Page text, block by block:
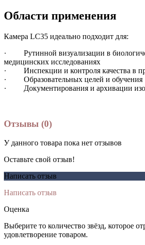
Области применения
Камера LC35 идеально подходит для:
· Рутинной визуализации в
медицинских исследованиях
· Инспекции и контроля качества в
· Образовательных целей и обучения
· Документирования и архивации
Отзывы (0)
У данного товара пока нет отзывов
Оставьте свой отзыв!
Написать отзыв
Написать отзыв
Оценка
Выберите то количество звёзд, которое
удовлетворение товаром.